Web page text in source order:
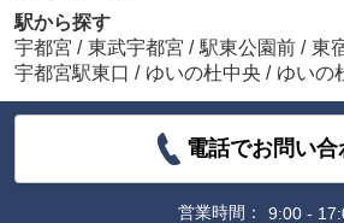
駅から探す
宇都宮 / 東武宇都宮 / 駅東公園前 / 東
宇都宮駅東口 / ゆいの杜中央 / ゆいの
電話でお問い合
営業時間： 9:00 -